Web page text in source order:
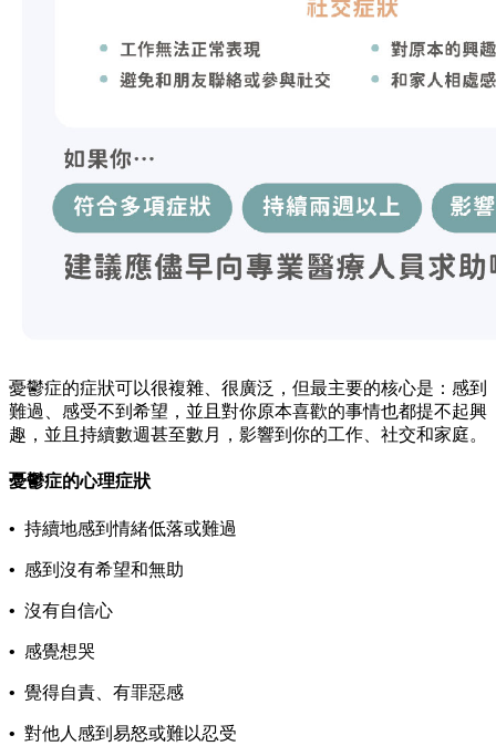
憂鬱症的症狀可以很複雜、很廣泛，但最主要的核心是：感到
難過、感受不到希望，並且對你原本喜歡的事情也都提不起興
趣，並且持續數週甚至數月，影響到你的工作、社交和家庭。
憂鬱症的心理症狀
• 持續地感到情緒低落或難過
• 感到沒有希望和無助
• 沒有自信心
• 感覺想哭
• 覺得自責、有罪惡感
• 對他人感到易怒或難以忍受